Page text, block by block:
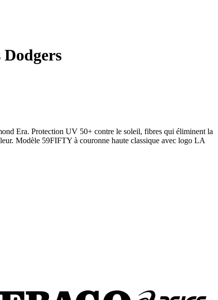
Era. Protection UV 50+ contre le soleil, fibres qui éliminent la
Modèle 59FIFTY à couronne haute classique avec logo LA